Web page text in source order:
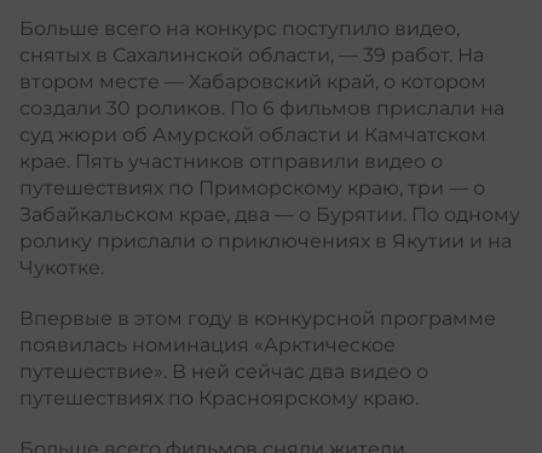
Больше всего на конкурс поступило видео,
снятых в Сахалинской области, — 39 работ. На
втором месте — Хабаровский край, о котором
создали 30 роликов. По 6 фильмов прислали на
суд жюри об Амурской области и Камчатском
крае. Пять участников отправили видео о
путешествиях по Приморскому краю, три — о
Забайкальском крае, два — о Бурятии. По одному
ролику прислали о приключениях в Якутии и на
Чукотке.
Впервые в этом году в конкурсной программе
появилась номинация «Арктическое
путешествие». В ней сейчас два видео о
путешествиях по Красноярскому краю.